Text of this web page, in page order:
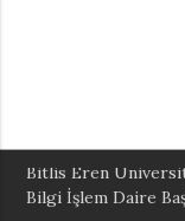
Bitlis Eren
Bilgi İşlem Daire